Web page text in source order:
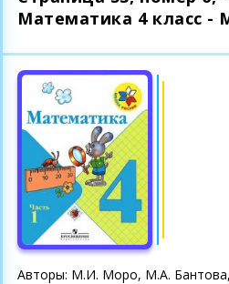
Математика 4 класс -
Авторы: М.И. Моро, М.А.